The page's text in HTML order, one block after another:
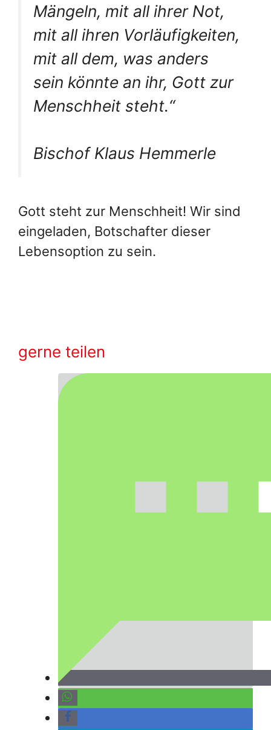
Mängeln, mit all ihrer Not,
mit all ihren Vorläufigkeiten,
mit all dem, was anders
sein könnte an ihr, Gott zur
Menschheit steht.“
Bischof Klaus Hemmerle
Gott steht zur Menschheit! Wir sind
eingeladen, Botschafter dieser
Lebensoption zu sein.
gerne teilen